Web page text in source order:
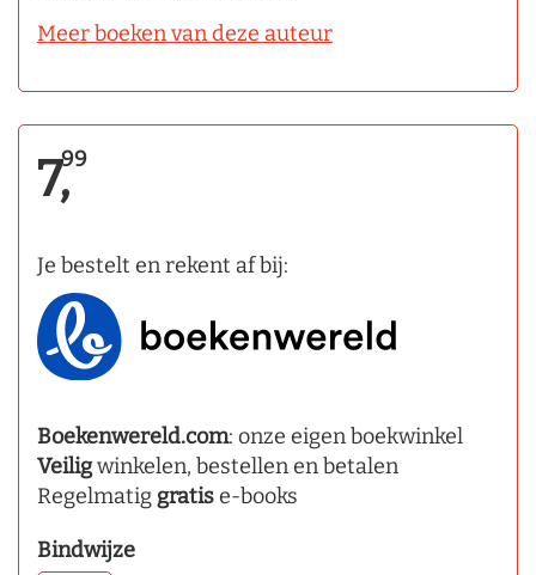
Meer boeken van deze auteur
7,99
Je bestelt en rekent af bij:
Boekenwereld.com: onze eigen boekwinkel
Veiligwinkelen, bestellen en betalen
Regelmatig gratise-books
Bindwijze